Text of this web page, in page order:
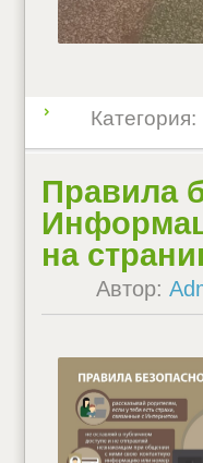
Категория:
Правила
на
Автор: